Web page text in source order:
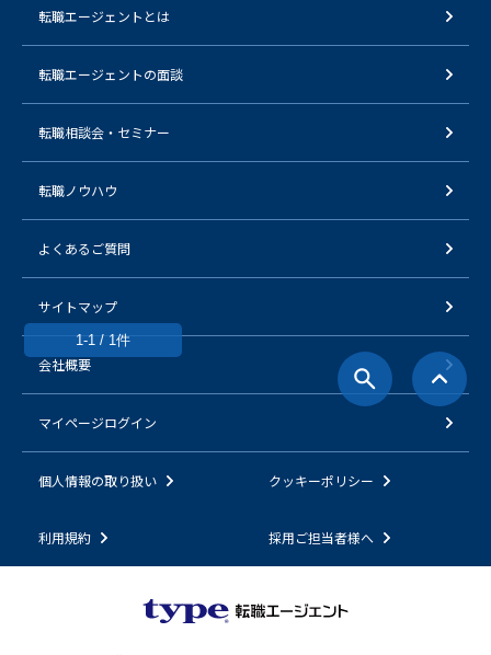
1-1 / 1件
転職エージェントとは
転職エージェントの面談
転職相談会・セミナー
転職ノウハウ
よくあるご質問
サイトマップ
会社概要
マイページログイン
個人情報の取り扱い クッキーポリシー
利用規約 採用ご担当者様へ